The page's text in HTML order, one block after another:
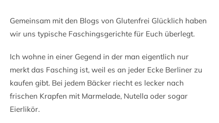
Gemeinsam mit den Blogs von Glutenfrei Glücklich haben
wir uns typische Faschingsgerichte für Euch überlegt.
Ich wohne in einer Gegend in der man eigentlich nur
merkt das Fasching ist, weil es an jeder Ecke Berliner zu
kaufen gibt. Bei jedem Bäcker riecht es lecker nach
frischen Krapfen mit Marmelade, Nutella oder sogar
Eierlikör.